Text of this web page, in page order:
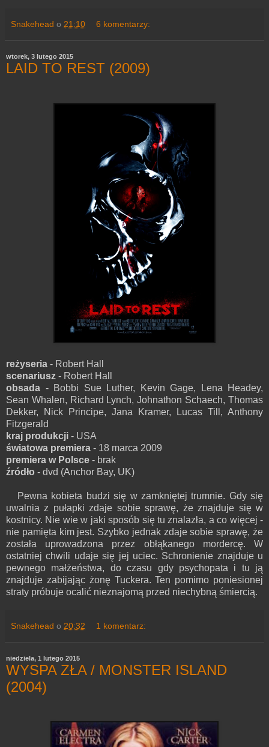
Snakehead o 21:10 6 komentarzy:
wtorek, 3 lutego 2015
LAID TO REST (2009)
reżyseria - Robert Hall
scenariusz - Robert Hall
obsada - Bobbi Sue Luther, Kevin Gage, Lena Headey,
Sean Whalen, Richard Lynch, Johnathon Schaech, Thomas
Dekker, Nick Principe, Jana Kramer, Lucas Till, Anthony
Fitzgerald
kraj produkcji - USA
światowa premiera - 18 marca 2009
premiera w Polsce - brak
źródło - dvd (Anchor Bay, UK)
Pewna kobieta budzi się w zamkniętej trumnie. Gdy się
uwalnia z pułapki zdaje sobie sprawę, że znajduje się w
kostnicy. Nie wie w jaki sposób się tu znalazła, a co więcej -
nie pamięta kim jest. Szybko jednak zdaje sobie sprawę, że
została uprowadzona przez obłąkanego mordercę. W
ostatniej chwili udaje się jej uciec. Schronienie znajduje u
pewnego małżeństwa, do czasu gdy psychopata i tu ją
znajduje zabijając żonę Tuckera. Ten pomimo poniesionej
straty próbuje ocalić nieznajomą przed niechybną śmiercią.
Snakehead o 20:32 1 komentarz:
niedziela, 1 lutego 2015
WYSPA ZŁA / MONSTER ISLAND
(2004)